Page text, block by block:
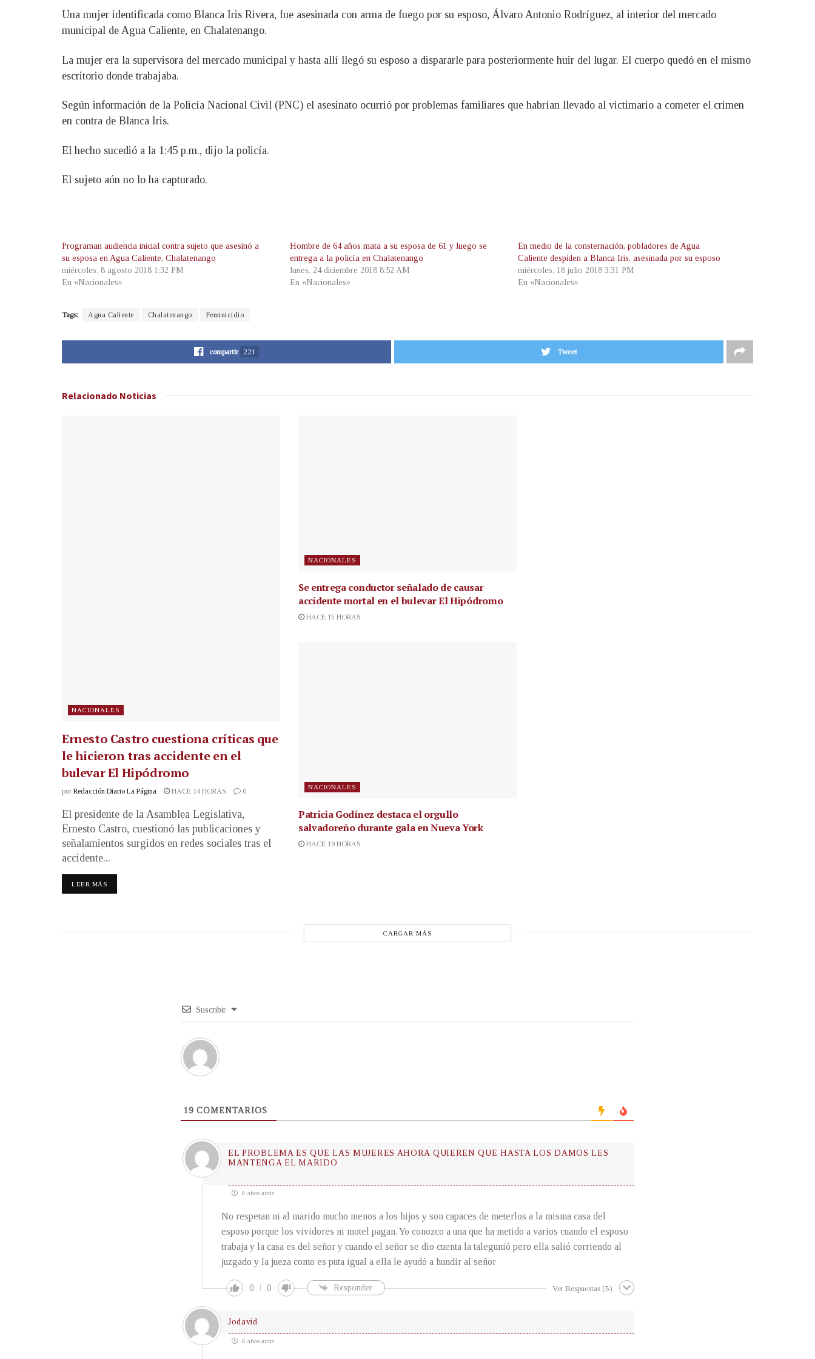
Una mujer identificada como Blanca Iris Rivera, fue asesinada con arma de fuego por su esposo, Álvaro Antonio Rodríguez, al interior del mercado
municipal de Agua Caliente, en Chalatenango.
La mujer era la supervisora del mercado municipal y hasta allí llegó su esposo a dispararle para posteriormente huir del lugar. El cuerpo quedó en el mismo
escritorio donde trabajaba.
Según información de la Policía Nacional Civil (PNC) el asesinato ocurrió por problemas familiares que habrían llevado al victimario a cometer el crimen
en contra de Blanca Iris.
El hecho sucedió a la 1:45 p.m., dijo la policía.
El sujeto aún no lo ha capturado.
Programan audiencia inicial contra sujeto que asesinó a
su esposa en Agua Caliente, Chalatenango
miércoles, 8 agosto 2018 1:32 PM
En «Nacionales»
Hombre de 64 años mata a su esposa de 61 y luego se
entrega a la policía en Chalatenango
lunes, 24 diciembre 2018 8:52 AM
En «Nacionales»
En medio de la consternación, pobladores de Agua
Caliente despiden a Blanca Iris, asesinada por su esposo
miércoles, 18 julio 2018 3:31 PM
En «Nacionales»
Tags: Agua Caliente Chalatenango Feminicidio
compartir 221 Tweet
Relacionado Noticias
NACIONALES
Ernesto Castro cuestiona críticas que
le hicieron tras accidente en el
bulevar El Hipódromo
por Redacción Diario La Página HACE 14 HORAS 0
El presidente de la Asamblea Legislativa,
Ernesto Castro, cuestionó las publicaciones y
señalamientos surgidos en redes sociales tras el
accidente...
LEER MÁS
NACIONALES
Se entrega conductor señalado de causar
accidente mortal en el bulevar El Hipódromo
HACE 15 HORAS
NACIONALES
Patricia Godínez destaca el orgullo
salvadoreño durante gala en Nueva York
HACE 19 HORAS
CARGAR MÁS
Suscribir
19 COMENTARIOS
EL PROBLEMA ES QUE LAS MUJERES AHORA QUIEREN QUE HASTA LOS DAMOS LES
MANTENGA EL MARIDO
8 años atrás
No respetan ni al marido mucho menos a los hijos y son capaces de meterlos a la misma casa del
esposo porque los vividores ni motel pagan. Yo conozco a una que ha metido a varios cuando el esposo
trabaja y la casa es del señor y cuando el señor se dio cuenta la talegunió pero ella salió corriendo al
juzgado y la jueza como es puta igual a ella le ayudó a hundir al señor
0 0 Responder Ver Respuestas (5)
Jodavid
8 años atrás